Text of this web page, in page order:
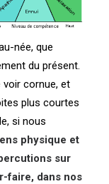
née, que
du présent.
voir cornue, et
plus courtes
si nous
physique et
sur
faire, dans nos